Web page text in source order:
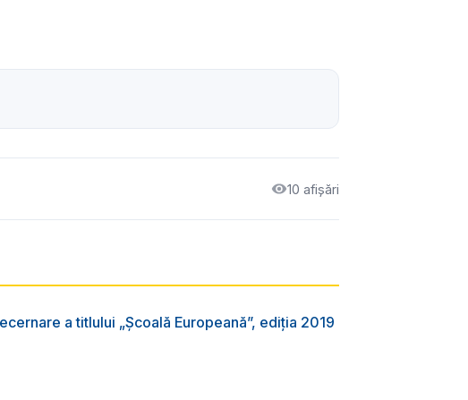
10 afișări
a titlului „Şcoală Europeană”, ediția 2019